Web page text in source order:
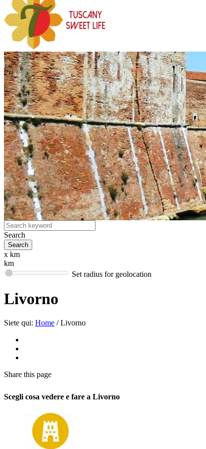
Search
x km
km
Set radius for geolocation
Livorno
Siete qui: Home / Livorno
Share this page
Scegli cosa vedere e fare a Livorno